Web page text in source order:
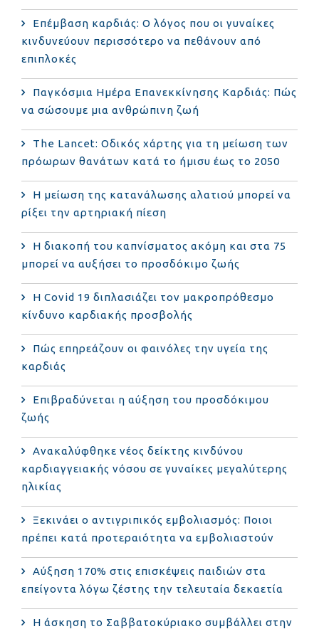
Επέμβαση καρδιάς: Ο λόγος που οι γυναίκες
κινδυνεύουν περισσότερο να πεθάνουν από
επιπλοκές
Παγκόσμια Ημέρα Επανεκκίνησης Καρδιάς: Πώς
να σώσουμε μια ανθρώπινη ζωή
The Lancet: Οδικός χάρτης για τη μείωση των
πρόωρων θανάτων κατά το ήμισυ έως το 2050
Η μείωση της κατανάλωσης αλατιού μπορεί να
ρίξει την αρτηριακή πίεση
Η διακοπή του καπνίσματος ακόμη και στα 75
μπορεί να αυξήσει το προσδόκιμο ζωής
Η Covid 19 διπλασιάζει τον μακροπρόθεσμο
κίνδυνο καρδιακής προσβολής
Πώς επηρεάζουν οι φαινόλες την υγεία της
καρδιάς
Επιβραδύνεται η αύξηση του προσδόκιμου
ζωής
Ανακαλύφθηκε νέος δείκτης κινδύνου
καρδιαγγειακής νόσου σε γυναίκες μεγαλύτερης
ηλικίας
Ξεκινάει ο αντιγριπικός εμβολιασμός: Ποιοι
πρέπει κατά προτεραιότητα να εμβολιαστούν
Αύξηση 170% στις επισκέψεις παιδιών στα
επείγοντα λόγω ζέστης την τελευταία δεκαετία
Η άσκηση το Σαββατοκύριακο συμβάλλει στην